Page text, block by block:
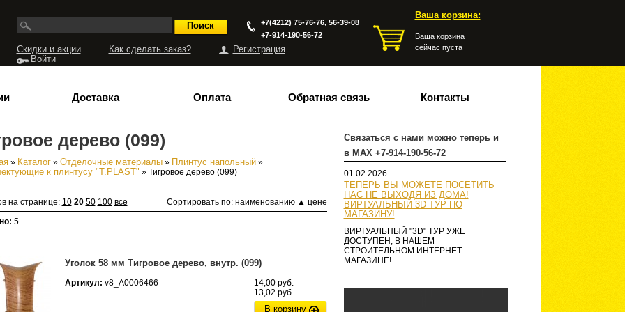
Ваша корзина:
Ваша корзина
сейчас пуста
+7(4212) 75-76-76, 56-39-08
+7-914-190-56-72
Скидки и акции Как сделать заказ?
Регистрация
Войти
Доставка Оплата Обратная связь Контакты
Связаться с нами можно теперь и
в MAX +7-914-190-56-72
01.02.2026
ТЕПЕРЬ ВЫ МОЖЕТЕ ПОСЕТИТЬ
НАС НЕ ВЫХОДЯ ИЗ ДОМА!
ВИРТУАЛЬНЫЙ 3D ТУР ПО
МАГАЗИНУ!
ВИРТУАЛЬНЫЙ "3D" ТУР УЖЕ
ДОСТУПЕН, В НАШЕМ
СТРОИТЕЛЬНОМ ИНТЕРНЕТ -
МАГАЗИНЕ!
дерево (099)
» Каталог» Отделочные материалы» Плинтус напольный»
к плинтусу "T.PLAST" » Тигровое дерево (099)
на странице: 10 20 50 100 все Сортировать по: наименованию ▲ цене
5
Уголок 58 мм Тигровое дерево, внутр. (099)
Артикул: v8_А0006466
14,00 руб.
13,02 руб.
В корзину